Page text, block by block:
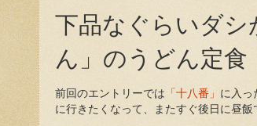
下品なぐらいダ
ん」のうどん定食
前回のエントリーでは 「十八番」 に入っ
に行きたくなって、またすぐ後日に昼飯